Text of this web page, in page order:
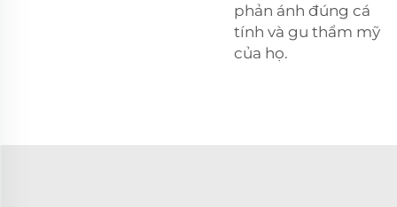
phản ánh đúng cá
tính và gu thẩm mỹ
của họ.